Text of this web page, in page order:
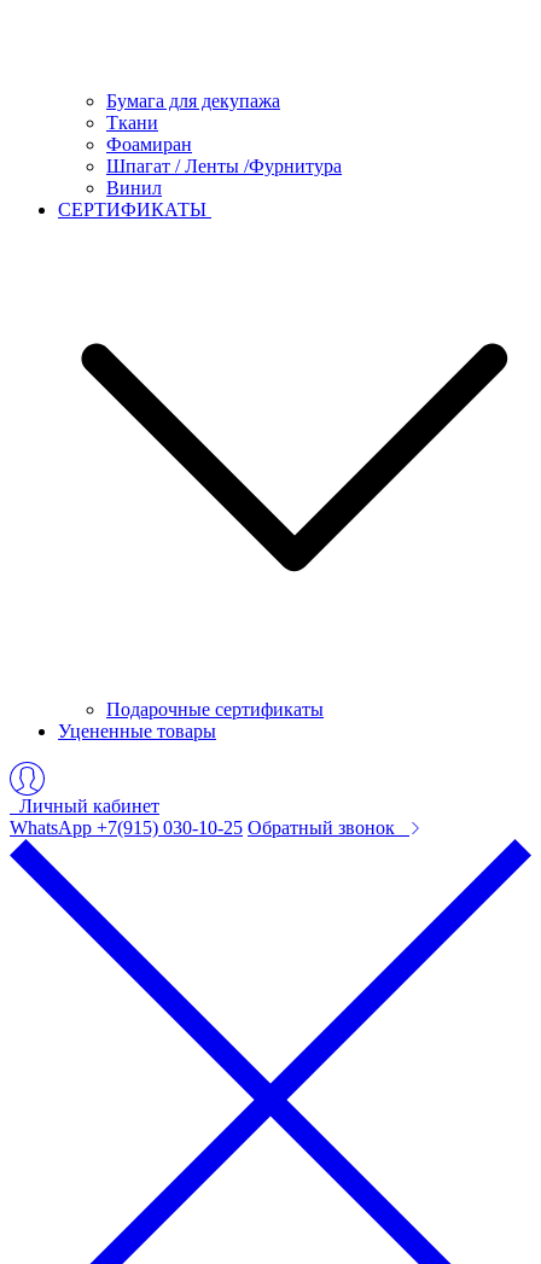
Бумага для декупажа
Ткани
Фоамиран
Шпагат / Ленты /Фурнитура
Винил
СЕРТИФИКАТЫ
Подарочные сертификаты
Уцененные товары
Личный кабинет
WhatsApp +7(915) 030-10-25 Обратный звонок